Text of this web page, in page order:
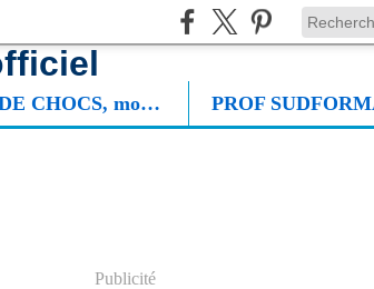
ONDE DE CHOCS, mon roman
Publicité